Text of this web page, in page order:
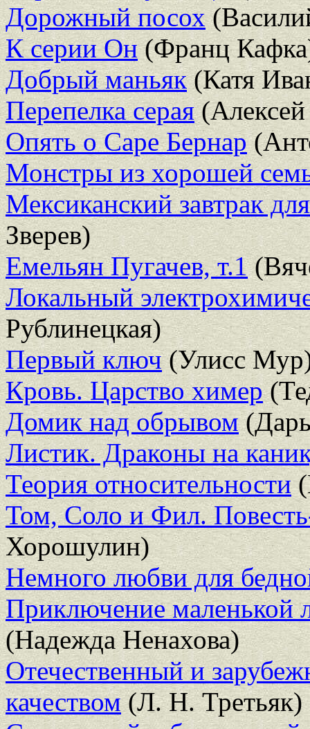
Дорожный посох
К серии Он(Франц
Добрый маньяк(Катя
Перепелка серая
Опять о Саре Бернар
Монстры из хорошей
Мексиканский завтрак
Зверев)
Емельян Пугачев, т.1
Локальный
Рублинецкая)
Первый ключ(Улисс
Кровь. Царство химер
Домик над обрывом
Листик. Драконы на
Теория относительности
Том, Соло и Фил.
Хорошулин)
Немного любви для
Приключение маленькой
(Надежда Ненахова)
Отечественный и
качеством(Л. Н. Третьяк)